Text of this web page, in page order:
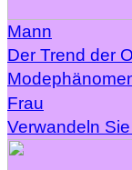
Mann
Der Trend der
Frau
Verwandeln